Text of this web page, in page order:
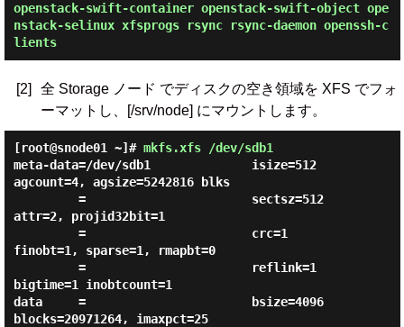
openstack-swift-container openstack-swift-object ope
nstack-selinux xfsprogs rsync rsync-daemon openssh-c
lients
[2]
全 Storage ノード でディスクの空き領域を XFS でフォ
ーマットし、[/srv/node] にマウントします。
[root@snode01 ~]# mkfs.xfs /dev/sdb1
meta-data=/dev/sdb1              isize=512
agcount=4, agsize=5242816 blks
attr=2, projid32bit=1
finobt=1, sparse=1, rmapbt=0
bigtime=1 inobtcount=1
data     =                       bsize=4096
blocks=20971264, imaxpct=25